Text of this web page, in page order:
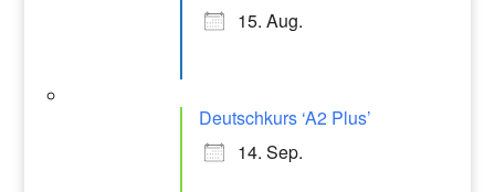
15. Aug.
Deutschkurs ‘A2 Plus’
14. Sep.